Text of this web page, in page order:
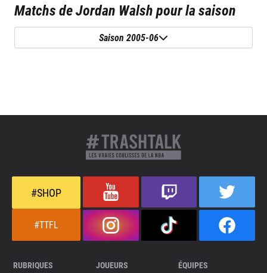
Matchs deJordan Walshpour la saison
Saison 2005-06
#SHOP
#TTFL
RUBRIQUES
JOUEURS ÉQUIPES